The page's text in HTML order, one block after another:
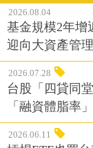
2026.08.04
基金規模2年增
迎向大資產管
2026.07.28
台股「四貸同
「融資體脂率
2026.06.11